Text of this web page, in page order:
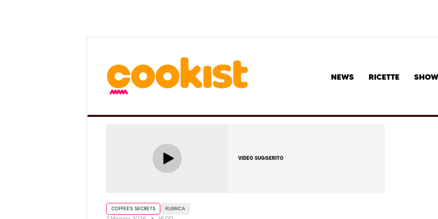
NEWS RICETTE SHOW
VIDEO SUGGERITO
COFFEE'S SECRETS RUBRICA